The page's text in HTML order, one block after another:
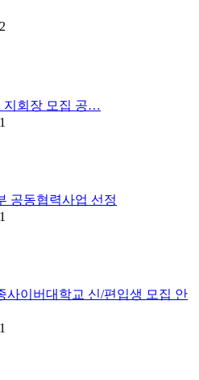
지회장 모집 공…
공동협력사업 선정
사이버대학교 신/편입생 모집 안